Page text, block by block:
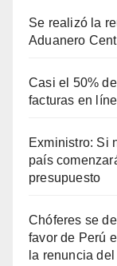
Se realizó la
Aduanero
Casi el 50%
facturas en
Exministro: Si
país
presupuesto
Chóferes se
favor de Perú
la renuncia